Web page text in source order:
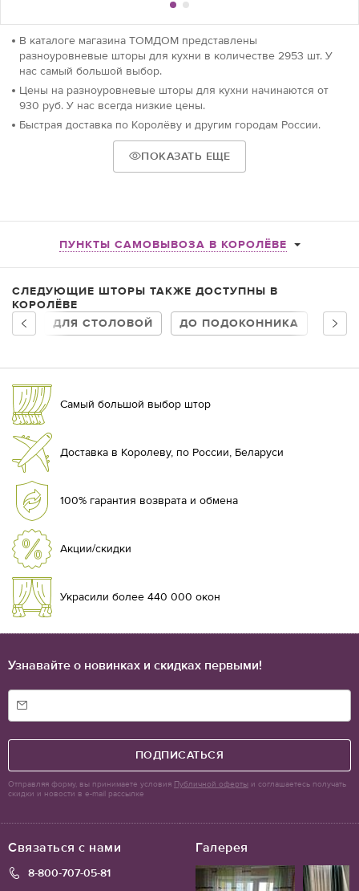
В каталоге магазина ТОМДОМ представлены
разноуровневые шторы для кухни в количестве 2953 шт. У
нас самый большой выбор.
Цены на разноуровневые шторы для кухни начинаются от
930 руб. У нас всегда низкие цены.
Быстрая доставка по Королёву и другим городам России.
ПОКАЗАТЬ ЕЩЕ
ПУНКТЫ САМОВЫВОЗА В КОРОЛЁВЕ
СЛЕДУЮЩИЕ ШТОРЫ ТАКЖЕ ДОСТУПНЫ В
КОРОЛЁВЕ
ДЛЯ СТОЛОВОЙ
ДО ПОДОКОННИКА
Самый большой выбор штор
Доставка в Королеву, по России, Беларуси
100% гарантия возврата и обмена
Акции/скидки
Украсили более 440 000 окон
Галерея
Связаться с нами
8-800-707-05-81
Узнавайте о новинках и скидках первыми!
ПОДПИСАТЬСЯ
Отправляя форму, вы принимаете условия Публичной оферты и соглашаетесь получать
скидки и новости в e-mail рассылке